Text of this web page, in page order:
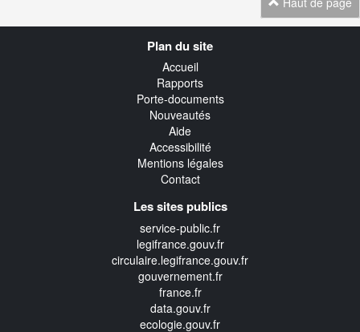
Plan du site
Accueil
Rapports
Porte-documents
Nouveautés
Aide
Accessibilité
Mentions légales
Contact
Les sites publics
service-public.fr
legifrance.gouv.fr
circulaire.legifrance.gouv.fr
gouvernement.fr
france.fr
data.gouv.fr
ecologie.gouv.fr